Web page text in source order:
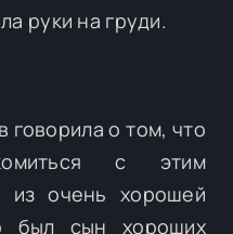
руки на груди.
о том, что
с этим
из очень хорошей
был сын хороших